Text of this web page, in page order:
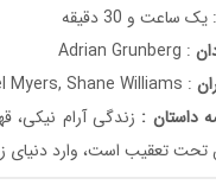
: یک ساعت و 30 دقیقه
: Adrian Grunberg
: Milla Jovovich, Isabel Myers, Shane Williams
داستان : زندگی آرام
تعقیب است، وارد دنیای